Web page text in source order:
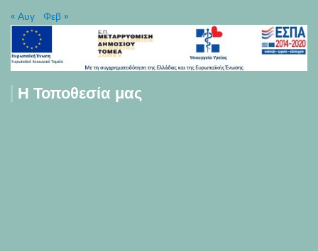
« Αυγ Φεβ »
Η Τοποθεσία μας